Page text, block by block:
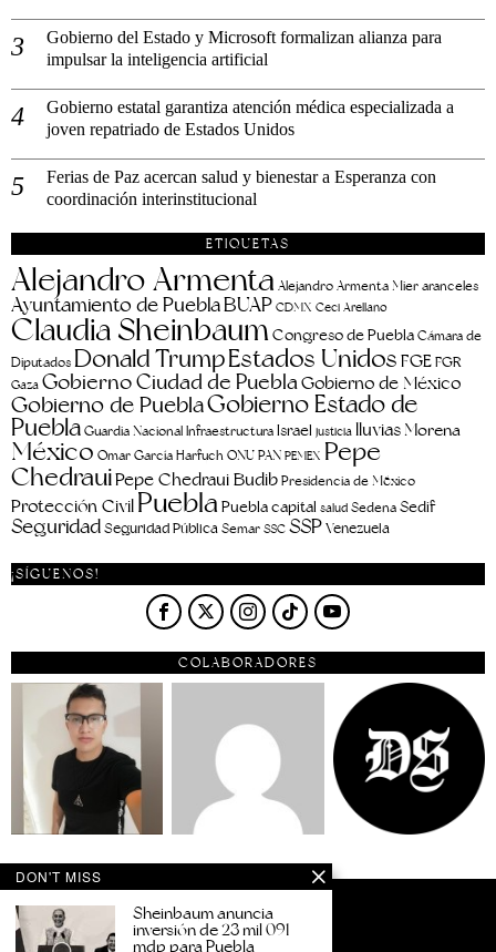
Gobierno del Estado y Microsoft formalizan alianza para
impulsar la inteligencia artificial
Gobierno estatal garantiza atención médica especializada a
joven repatriado de Estados Unidos
Ferias de Paz acercan salud y bienestar a Esperanza con
coordinación interinstitucional
ETIQUETAS
Alejandro Armenta Alejandro Armenta Mier aranceles
Ayuntamiento de PueblaBUAP CDMX Ceci Arellano
Claudia SheinbaumCongreso de Puebla Cámara de
Diputados Donald TrumpEstados Unidos FGEFGR
Gaza Gobierno Ciudad de PueblaGobierno de México
Gobierno de PueblaGobierno Estado de
PueblaGuardia Nacional Infraestructura Israel justicia lluviasMorena
México Omar García Harfuch ONU PAN PEMEX Pepe
ChedrauiPepe Chedraui BudibPresidencia de México
Protección Civil PueblaPuebla capital salud Sedena Sedif
SeguridadSeguridad Pública Semar SSC SSPVenezuela
¡SÍGUENOS!
COLABORADORES
DON'T MISS
Sheinbaum anuncia
inversión de 23 mil 091
mdp para Puebla